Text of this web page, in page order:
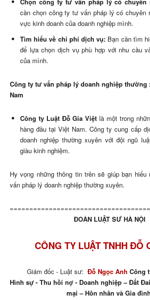
cần chọn công ty tư vấn pháp lý có chuyên
vực kinh doanh của doanh nghiệp mình.
Tìm hiểu về chi phí dịch vụ: Bạn cần tìm
để lựa chọn dịch vụ phù hợp với nhu cầu
của mình.
Công ty tư vấn pháp lý doanh nghiệp thường
Nam
Công ty Luật Đỗ Gia Việtlà một trong
hàng đầu tại Việt Nam. Công ty cung cấp
doanh nghiệp thường xuyên với đội ngũ
giàu kinh nghiệm.
Hy vọng những thông tin trên sẽ giúp bạn
vấn pháp lý doanh nghiệp thường xuyên.
ĐOÀN LUẬT SƯ HÀ NỘI
CÔNG TY LUẬT TNHH ĐỖ
Giám đốc - Luật sư: Đỗ Ngọc Anh Công
Hình sự - Thu hồi nợ - Doanh nghiệp – Đất
mại – Hôn nhân và Gia